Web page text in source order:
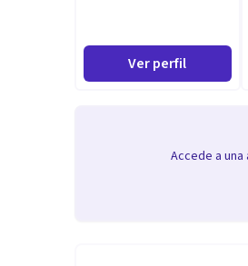
Ver perfil
Accede a